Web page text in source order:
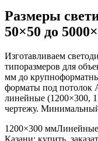
Размеры
50×50 до
Изготавливаем
типоразмеров для
мм до
форматы под потолок
линейные (1200×300,
чертежу.
1200×300 мм